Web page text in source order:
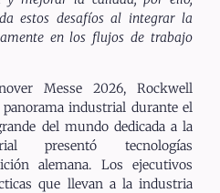
estos desafíos al integrar la
en los flujos de trabajo
Messe 2026, Rockwell
industrial durante el
del mundo dedicada a la
presentó tecnologías
alemana. Los ejecutivos
que llevan a la industria